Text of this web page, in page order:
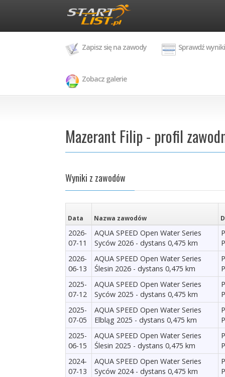
Zapisz się na zawody Sprawdź wyniki
Zobacz galerie
Mazerant Filip - profil
Wyniki z zawodów
Data Nazwa zawodów
2026-
07-11
AQUA SPEED Open Water Series
Syców 2026 - dystans 0,475 km
2026-
06-13
AQUA SPEED Open Water Series
Ślesin 2026 - dystans 0,475 km
2025-
07-12
AQUA SPEED Open Water Series
Syców 2025 - dystans 0,475 km
2025-
07-05
AQUA SPEED Open Water Series
Elbląg 2025 - dystans 0,475 km
2025-
06-15
AQUA SPEED Open Water Series
Ślesin 2025 - dystans 0,475 km
2024-
07-13
AQUA SPEED Open Water Series
Syców 2024 - dystans 0,475 km